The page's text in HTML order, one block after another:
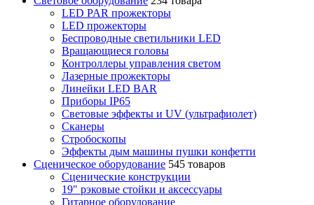
LED PAR прожекторы
LED прожекторы
Беспроводные светильники LED
Вращающиеся головы
Контроллеры управления светом
Лазерные прожекторы
Линейки LED BAR
Приборы IP65
Световые эффекты и UV (ультрафиолет)
Сканеры
Стробоскопы
Эффекты дым машины пушки конфетти
Сценическое оборудование 545 товаров
Сценические конструкции
19" рэковые стойки и аксесcуары
Гитарное оборудование